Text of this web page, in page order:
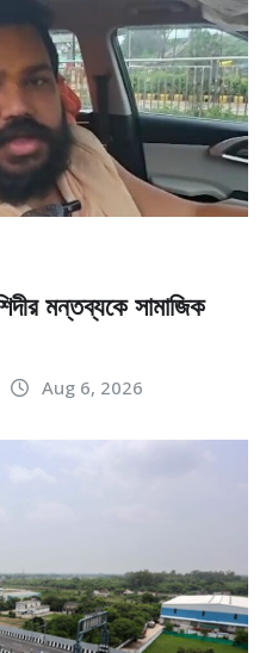
মন্তব্যকে সামাজিক
Aug 6, 2026